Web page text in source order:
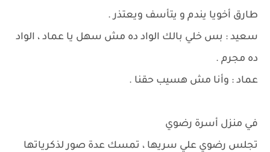
طارق أخويا يندم و يتأسف ويعتذر .
سعيد : بس خلي بالك الواد ده مش سهل يا عماد ، الواد
ده مجرم .
عماد : وأنا مش هسيب حقنا .
في منزل أسرة رضوي
تجلس رضوي علي سريها ، تمسك عدة صور لذكرياتها